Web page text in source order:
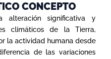
CONCEPTO
alteración significativa y
climáticos de la Tierra,
la actividad humana desde
de las variaciones